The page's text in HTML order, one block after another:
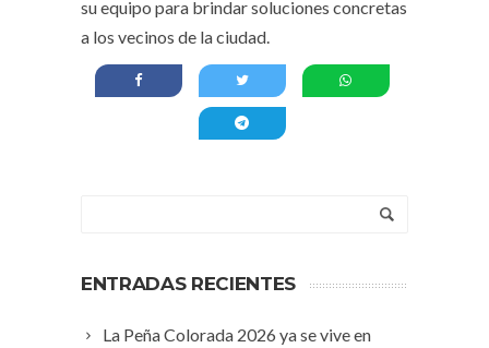
su equipo para brindar soluciones concretas
a los vecinos de la ciudad.
ENTRADAS RECIENTES
La Peña Colorada 2026 ya se vive en